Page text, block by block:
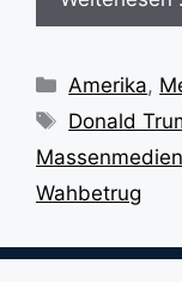
Kategorien
Amerika,
Donald
Massenmedien
Wahbetrug